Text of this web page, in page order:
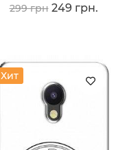
299 грн 249 грн.
Хит